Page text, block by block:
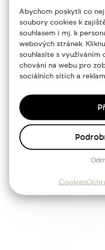
Abychom poskytli co
soubory cookies k
souhlasem i mj. k
webových stránek.
souhlasíte s využíváním
chování na webu pro
sociálních sítích a
Cookies